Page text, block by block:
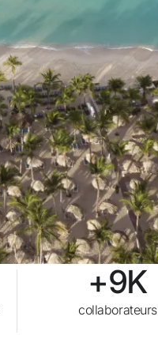
uniquement
+9K
collaborateurs